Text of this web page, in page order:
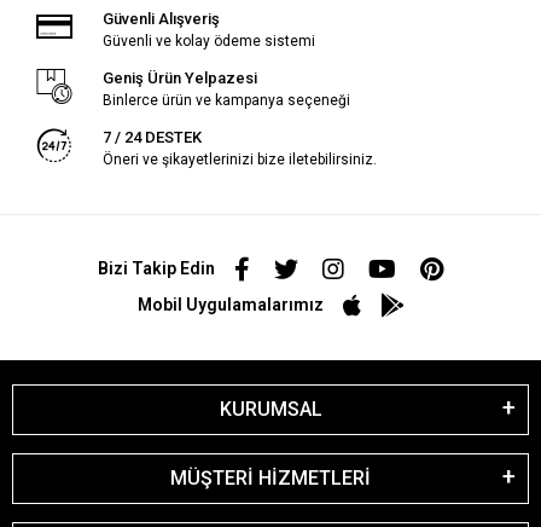
Güvenli Alışveriş
Güvenli ve kolay ödeme sistemi
Geniş Ürün Yelpazesi
Binlerce ürün ve kampanya seçeneği
7 / 24 DESTEK
Öneri ve şikayetlerinizi bize iletebilirsiniz.
Bizi Takip Edin
Mobil Uygulamalarımız
KURUMSAL
MÜŞTERİ HİZMETLERİ